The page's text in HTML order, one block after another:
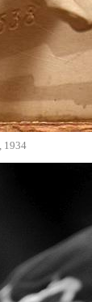
1934